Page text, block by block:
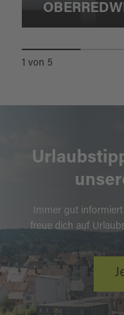
1 von 5
Immer gut
freue dich auf